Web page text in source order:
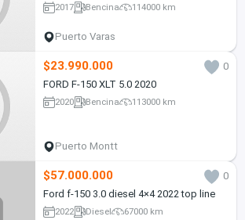
2017 Bencina 114000 km
Puerto Varas
$23.990.000
0
FORD F-150 XLT 5.0 2020
2020 Bencina 113000 km
Puerto Montt
$57.000.000
0
Ford f-150 3.0 diesel 4×4 2022 top line
2022 Diesel 67000 km